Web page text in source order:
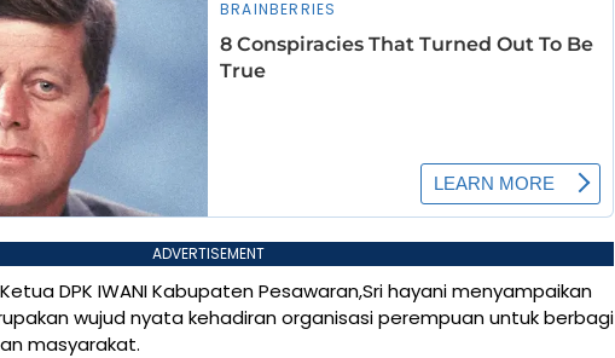
ADVERTISEMENT
DPK IWANI Kabupaten Pesawaran,Sri hayani menyampaikan
wujud nyata kehadiran organisasi perempuan untuk berbagi
masyarakat.